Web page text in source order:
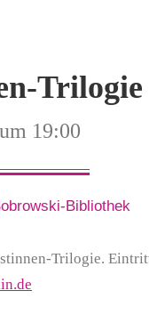
Trilogie
19:00
Bibliothek
Trilogie.